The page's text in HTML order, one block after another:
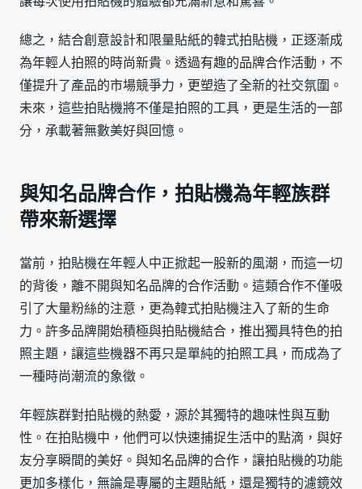
總之，結合創意設計和限量貼紙的韓式拍貼機，正逐漸成
為年輕人拍照的時尚新貴。透過有趣的品牌合作活動，不
僅提升了產品的市場競爭力，更塑造了全新的社交氛圍。
未來，這些拍貼機將不僅是拍照的工具，更是生活的一部
分，承載著無數美好與回憶。
與知名品牌合作，拍貼機為年輕族群
帶來新選擇
當前，拍貼機在年輕人中正掀起一股新的風潮，而這一切
的背後，離不開與知名品牌的合作活動。這類合作不僅吸
引了大量粉絲的注意，更為韓式拍貼機注入了新的生命
力。許多品牌開始積極與拍貼機結合，推出獨具特色的拍
照主題，讓這些機器不再只是單純的拍照工具，而成為了
一種時尚潮流的象徵。
年輕族群對拍貼機的熱愛，源於其獨特的趣味性與互動
性。在拍貼機中，他們可以快速捕捉生活中的點滴，與好
友分享瞬間的美好。與知名品牌的合作，讓拍貼機的功能
更加多樣化，無論是專屬的主題貼紙，還是獨特的濾鏡效